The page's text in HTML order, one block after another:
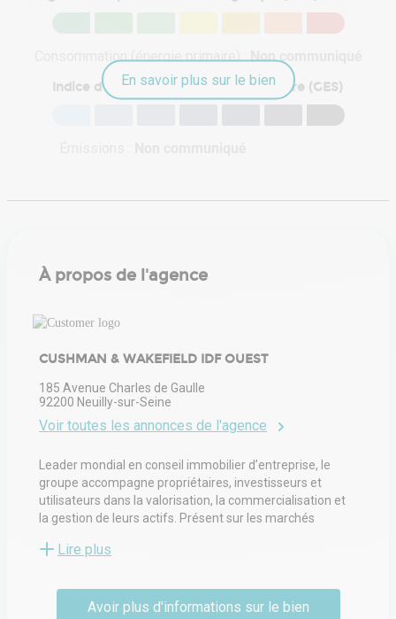
Consommation (énergie primaire) :Non communiqué
Indice d'émission de gaz à effet de serre (GES)
En savoir plus sur le bien
À propos de l'agence
CUSHMAN & WAKEFIELD IDF OUEST
185 Avenue Charles de Gaulle
92200 Neuilly-sur-Seine
Voir toutes les annonces de l'agence
Leader mondial en conseil immobilier d’entreprise, le
groupe accompagne propriétaires, investisseurs et
utilisateurs dans la valorisation, la commercialisation et
la gestion de leurs actifs. Présent sur les marchés
allant de la transaction locative et vente à l’expertise, la
stratégie d’implantation. Ses équipes multidisciplinaires
interviennent auprès d’entreprises de toutes tailles pour
Lire plus
Avoir plus d'informations sur le bien